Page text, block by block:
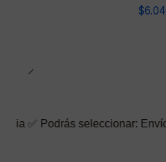
Envío normal